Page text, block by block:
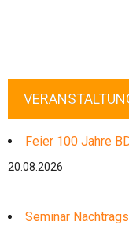
Feier 100 Jahre
20.08.2026
Seminar